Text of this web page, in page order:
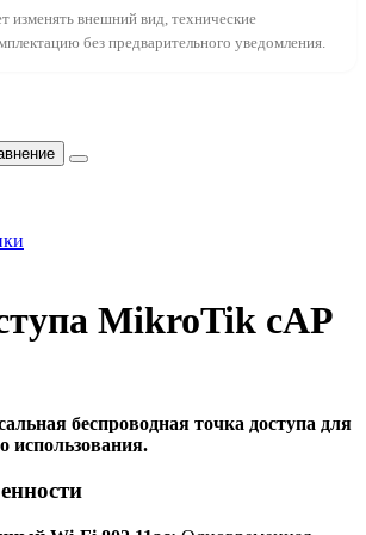
изменять внешний вид, технические
без предварительного уведомления.
MikroTik cAP
беспроводная точка доступа для
использования.